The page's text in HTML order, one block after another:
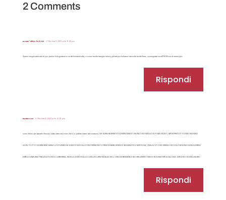
2 Comments
Nome *silvio fabrizi il Ottobre 11, 2023 alle 9:00 pm
Spero venga realizzata al più presto la fognatura in via di fontana rotta, ci sono molte famiglie senza, già tempo fa hanno raccolte molte firme, consegnate sia all’ACEA sia al municipio
Rispondi
MARIO CAU il Ottobre 12, 2023 alle 4:39 pm
sono felice per quanto finora e stato fatto.ma visto che si e parlato tanto di sicurezza ,VIA BORGHESIANA STA DIVENTANDO UN INCUBO PER GLI AUTOMOBILISTI, MA SOPRATUTTO PER I PEDONI I
QUALI TUTTI I GIORNI RISCHIANO LA VTA.PERCHE QUESTA VIA E ALLOTANTAPERCENTO PRIVA DI MARCIAPIEDI E SEGNALETICA VERTICALE, I RAGAZZI CHE VANNO A SCUOLA DEVONO OGNI GIORNO
FARE LA GIMCANA TRA LE AUTO ED IL GARDARAIL. IN PIU IL PONTICELLO CON LA CURVA NON SO SE IL CASO DI RENDERLO SICURO.SPERO TANTO SI POSSA FAR QUALCOSA . GRAZIE E BUON LAVORO
Rispondi